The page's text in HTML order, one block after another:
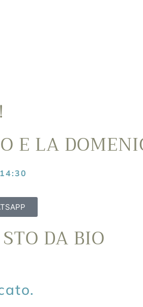
E LA
DA BIO